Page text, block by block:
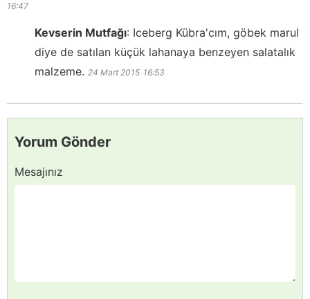
16:47
Kevserin Mutfağı: Iceberg Kübra'cım, göbek marul
diye de satılan küçük lahanaya benzeyen salatalık
malzeme. 24 Mart 2015 16:53
Yorum Gönder
Mesajınız